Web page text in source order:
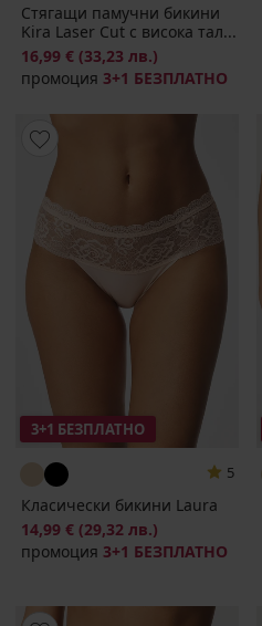
Стягащи памучни бикини
Kira Laser Cut с висока тал...
16,99 € (33,23 лв.)
промоция 3+1 БЕЗПЛАТНО
3+1 БЕЗПЛАТНО
5
Класически бикини Laura
14,99 € (29,32 лв.)
промоция 3+1 БЕЗПЛАТНО